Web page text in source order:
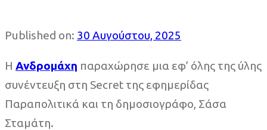
Published on: 30 Αυγούστου, 2025
Η Ανδρομάχη παραχώρησε μια εφ’ όλης της ύλης
συνέντευξη στη Secret της εφημερίδας
Παραπολιτικά και τη δημοσιογράφο, Σάσα
Σταμάτη.